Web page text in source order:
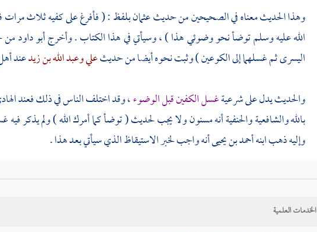
وهذا الحديث معناه في الصحيحين من حديثعثمانبلفظ : ( فأفرغ على كفيه ثلاث
الله عليه وسلم توضأ نحو وضوئي هذا ) ، وسيأتي في هذا الكتاب . وأخرجأبو داود
اليسرى ثم غسلهما إلى الكوعين ) وثبت نحوه أيضا من حديثعليوعبد الله بن زيدعند
والحديث يدل على شرعيةغسل الكفين قبل الوضوء، وقد اختلف الناس في ذلك فعند
باللهوالشافعية والحنفية أنه مسنون ولا يجب لحديث ( توضأ كما أمرك الله ) ولم يذكر فيه
وإليه ذهب ابنهأحمد بن يحيىأنه واجب لخبر الاستيقاظ الذي سيأتي بعد هذا .
وأجيب بأنه لا يدل على الوجوب لقوله فيه ( فإنه لا يدري أين باتت يده ) وليعلم أن
الغسل فيه لا للوضوء فلا دلالة له على المطلوب ، ومجرد الأفعال لا تدل على الوجوب ،
الخدمات العلمية